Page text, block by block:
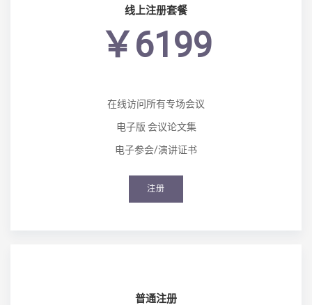
线上注册套餐
￥6199
在线访问所有专场会议
电子版 会议论文集
电子参会/演讲证书
注册
普通注册